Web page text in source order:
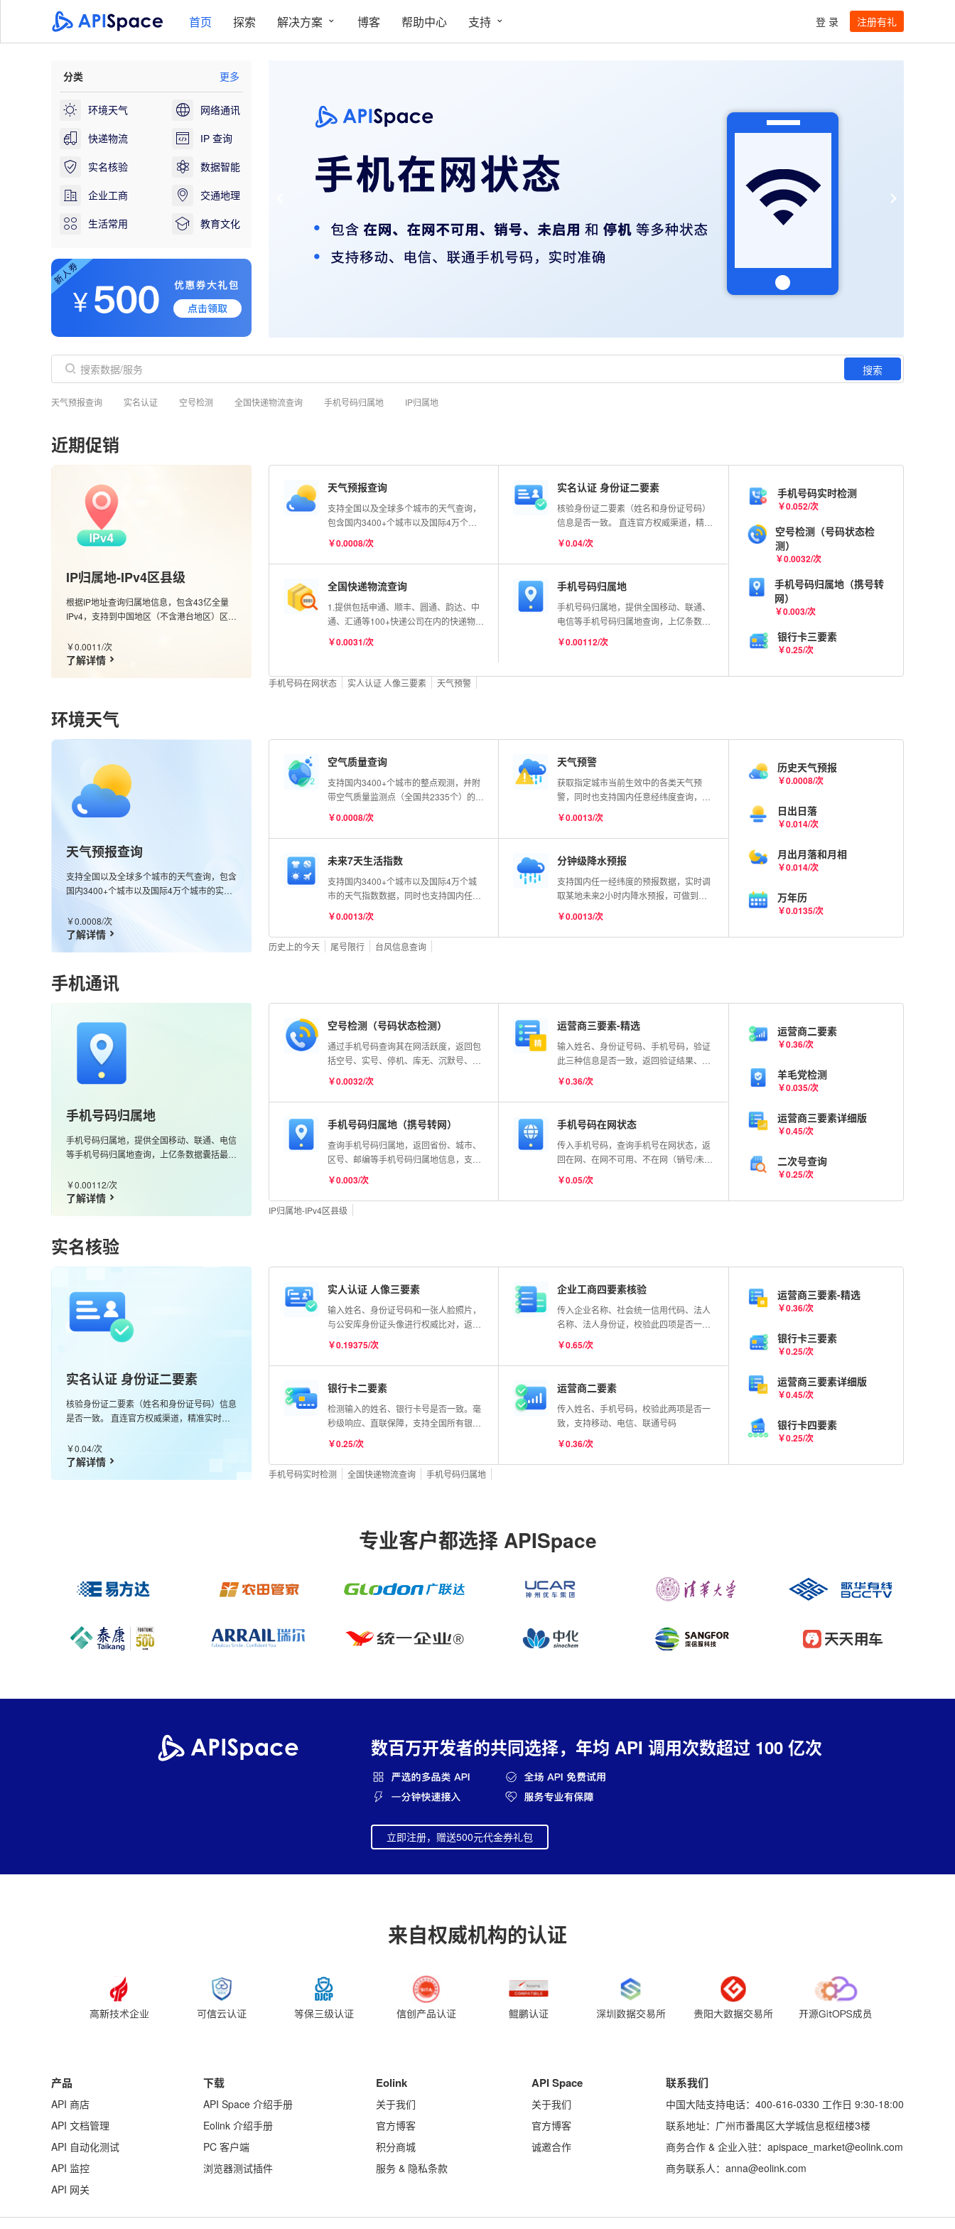
首页 探索 解决方案 博客 帮助中心 支持 登 录 注册有礼
分类 更多
环境天气 网络通讯
快递物流 IP 查询
实名核验 数据智能
企业工商 交通地理
生活常用 教育文化
搜索
天气预报查询 实名认证 空号检测 全国快递物流查询 手机号码归属地 IP归属地
近期促销
IP归属地-IPv4区县级
根据IP地址查询归属地信息，包含43亿全量
IPv4，支持到中国地区（不含港台地区）区县
￥0.0011/次
了解详情
天气预报查询
支持全国以及全球多个城市的天气查询，
包含国内3400+个城市以及国际4万个城
市的实况数据，同时也支持全球任意经纬
度查询，接口会返回该经纬度最近的站点
信息；更新频率分钟级别。
￥0.0008/次
实名认证 身份证二要素
核验身份证二要素（姓名和身份证号码）
信息是否一致。 直连官方权威渠道，精准
实时核验，99.99%准确率。
￥0.04/次
全国快递物流查询
1.提供包括申通、顺丰、圆通、韵达、中
通、汇通等100+快递公司在内的快递物流
单号查询。2.与官网实时同步更新。3.根
据单号自动识别快递公司，识别单号不收
￥0.0031/次
手机号码归属地
手机号码归属地，提供全国移动、联通、
电信等手机号码归属地查询，上亿条数据
囊括最新的170、166、147等号段，更新
及时、准确度高
￥0.00112/次
手机号码实时检测
￥0.052/次
空号检测（号码状态检
测）
￥0.0032/次
手机号码归属地（携号转
网）
￥0.003/次
银行卡三要素
￥0.25/次
手机号码在网状态 实人认证 人像三要素 天气预警
环境天气
天气预报查询
支持全国以及全球多个城市的天气查询，包含
国内3400+个城市以及国际4万个城市的实况
会返回该经纬度最近的站点信息；更新频率分
钟级别。
￥0.0008/次
了解详情
空气质量查询
支持国内3400+个城市的整点观测，并附
带空气质量监测点（全国共2335个）的整
点观测数据；支持国内经纬度查询，返回
最近的站点信息。获取指定城市的整点观
测空气质量，包含空气质量指数
（AQI）、首要污染物、空气质量等级
（优、良、轻度污染、中度污染、重度污
染、严重污染）、6要素（CO、NO₂、
O₃、PM10、PM2.5、SO₂）浓度（除了
CO浓度单位为mg/m³之外，其余5种单位
均为μg/m³）等。
￥0.0008/次
天气预警
获取指定城市当前生效中的各类天气预
警，同时也支持国内任意经纬度查询，接
口会返回该经纬度最近的各类天气预警，
如寒潮蓝色预警信号，或一次性拉取全国
所有生效中的天气预警。预警数据来自国
家预警中心。如部分城市无生效预警，则
返回值为空，请做好空值处理。
￥0.0013/次
未来7天生活指数
支持国内3400+个城市以及国际4万个城
市的天气指数数据，同时也支持国内任意
经纬度查询，接口会返回该经纬度最近的
天气指数数据，包括晨练、洗车、穿衣、
感冒、运动、旅游、舒适度、紫外线、钓
鱼、晾晒、过敏、啤酒（12项，有详细说
￥0.0013/次
分钟级降水预报
支持国内任一经纬度的预报数据，实时调
取某地未来2小时内降水预报，可做到分
钟级、公里级，可准确提醒下一场雨何时
出现，何时变大，何时停止等预报信息
￥0.0013/次
历史天气预报
￥0.0008/次
日出日落
￥0.014/次
月出月落和月相
￥0.014/次
万年历
￥0.0135/次
历史上的今天 尾号限行 台风信息查询
手机通讯
手机号码归属地
手机号码归属地，提供全国移动、联通、电信
等手机号码归属地查询，上亿条数据囊括最新
度高
￥0.00112/次
了解详情
空号检测（号码状态检测）
通过手机号码查询其在网活跃度，返回包
括空号、实号、停机、库无、沉默号、风
险号等状态。如需要进行最精准、实时的
号码状态确认，请使用【手机号码实时检
测】API 商品。
￥0.0032/次
运营商三要素-精选
输入姓名、身份证号码、手机号码，验证
此三种信息是否一致，返回验证结果、手
机归属地、运营商名称
￥0.36/次
手机号码归属地（携号转网）
查询手机号码归属地，返回省份、城市、
区号、邮编等手机号码归属地信息，支持
携号转网。
￥0.003/次
手机号码在网状态
传入手机号码，查询手机号在网状态，返
回在网、在网不可用、不在网（销号/未启
用/停机）等多种状态。支持移动、电信、
联通手机号码，实时准确
￥0.05/次
运营商二要素
￥0.36/次
羊毛党检测
￥0.035/次
运营商三要素详细版
￥0.45/次
二次号查询
￥0.25/次
IP归属地-IPv4区县级
实名核验
实名认证 身份证二要素
核验身份证二要素（姓名和身份证号码）信息
是否一致。 直连官方权威渠道，精准实时核
￥0.04/次
了解详情
实人认证 人像三要素
输入姓名、身份证号码和一张人脸照片，
与公安库身份证头像进行权威比对，返回
￥0.19375/次
企业工商四要素核验
传入企业名称、社会统一信用代码、法人
名称、法人身份证，校验此四项是否一
致。官方权威核验，实时更新。
￥0.65/次
银行卡二要素
检测输入的姓名、银行卡号是否一致。毫
秒级响应、直联保障，支持全国所有银联
￥0.25/次
运营商二要素
传入姓名、手机号码，校验此两项是否一
致，支持移动、电信、联通号码
￥0.36/次
运营商三要素-精选
￥0.36/次
银行卡三要素
￥0.25/次
运营商三要素详细版
￥0.45/次
银行卡四要素
￥0.25/次
手机号码实时检测 全国快递物流查询 手机号码归属地
专业客户都选择 APISpace
数百万开发者的共同选择，年均 API 调用次数超过 100 亿次
立即注册，赠送500元代金券礼包
来自权威机构的认证
产品
API 商店
API 文档管理
API 自动化测试
API 监控
API 网关
下载
API Space 介绍手册
Eolink 介绍手册
PC 客户端
浏览器测试插件
Eolink
关于我们
官方博客
积分商城
服务 & 隐私条款
API Space
关于我们
官方博客
诚邀合作
联系我们
中国大陆支持电话：400-616-0330 工作日 9:30-18:00
联系地址：广州市番禺区大学城信息枢纽楼3楼
商务合作 & 企业入驻：apispace_market@eolink.com
商务联系人：anna@eolink.com